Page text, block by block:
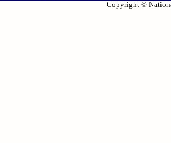
Copyright ©